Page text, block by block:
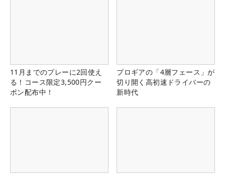
11月までのプレーに2回使え
る！コース限定3,500円クー
ポン配布中！
プロギアの「4層フェース」が
切り開く高初速ドライバーの
新時代